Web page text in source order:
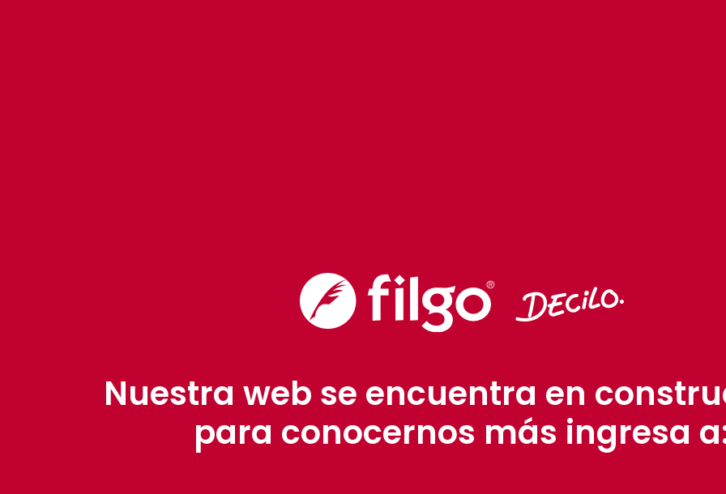
Nuestra web se encuentra en
para conocernos más ingresa